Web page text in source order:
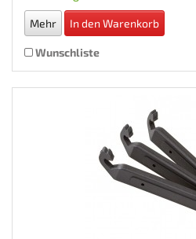
Mehr In den Warenkorb
Wunschliste